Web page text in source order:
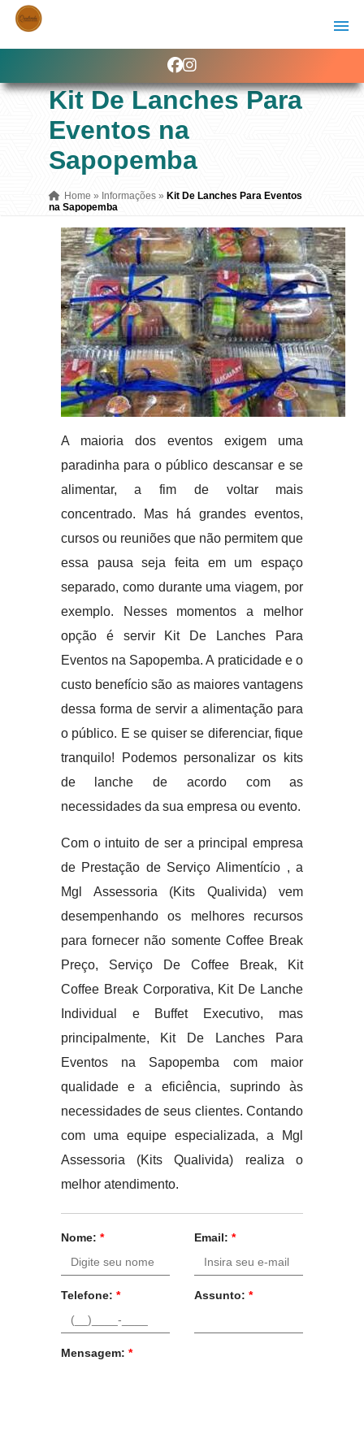
Kit De Lanches Para
Eventos na
Sapopemba
Home » Informações » Kit De Lanches Para Eventos
na Sapopemba
A maioria dos eventos exigem uma
paradinha para o público descansar e se
alimentar, a fim de voltar mais
concentrado. Mas há grandes eventos,
cursos ou reuniões que não permitem que
essa pausa seja feita em um espaço
separado, como durante uma viagem, por
exemplo. Nesses momentos a melhor
opção é servir Kit De Lanches Para
Eventos na Sapopemba. A praticidade e o
custo benefício são as maiores vantagens
dessa forma de servir a alimentação para
o público. E se quiser se diferenciar, fique
tranquilo! Podemos personalizar os kits
de lanche de acordo com as
necessidades da sua empresa ou evento.
Com o intuito de ser a principal empresa
de Prestação de Serviço Alimentício , a
Mgl Assessoria (Kits Qualivida) vem
desempenhando os melhores recursos
para fornecer não somente Coffee Break
Preço, Serviço De Coffee Break, Kit
Coffee Break Corporativa, Kit De Lanche
Individual e Buffet Executivo, mas
principalmente, Kit De Lanches Para
Eventos na Sapopemba com maior
qualidade e a eficiência, suprindo às
necessidades de seus clientes. Contando
com uma equipe especializada, a Mgl
Assessoria (Kits Qualivida) realiza o
melhor atendimento.
Nome: * Email: *
Telefone: * Assunto: *
Mensagem: *